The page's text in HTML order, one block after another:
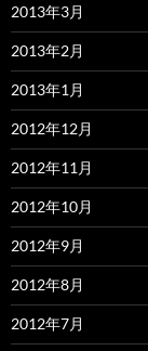
2013年3月
2013年2月
2013年1月
2012年12月
2012年11月
2012年10月
2012年9月
2012年8月
2012年7月